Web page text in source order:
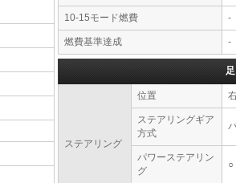
10-15モード燃費 -
燃費基準達成 -
ステアリング
位置
ステアリングギア
方式
パワーステアリン
グ
○